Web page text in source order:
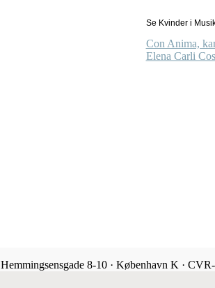
Se Kvinder i
Con Anima,
Elena Carli
8-10 · København K ·